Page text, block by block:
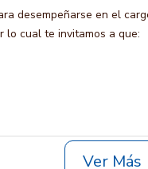
desempeñarse en el
lo cual te invitamos a que:
Ver Más